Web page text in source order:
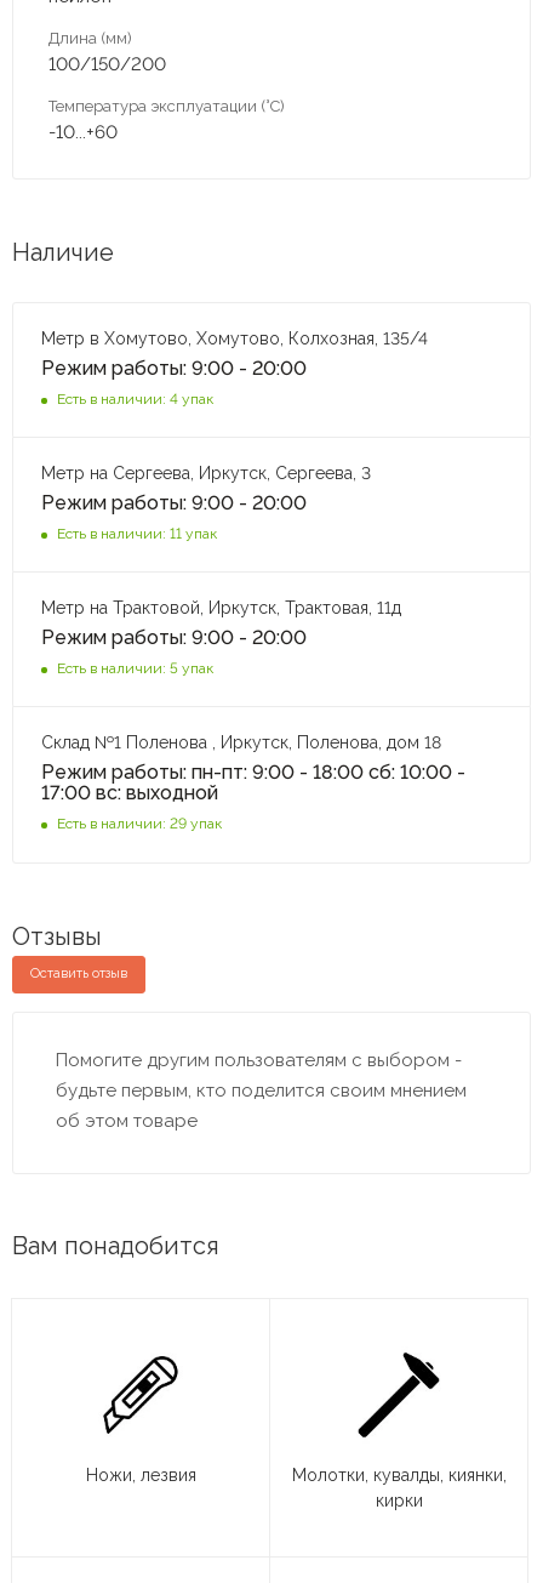
Длина (мм)
100/150/200
Температура эксплуатации (°С)
-10...+60
Наличие
Метр в Хомутово, Хомутово, Колхозная, 135/4
Режим работы: 9:00 - 20:00
Есть в наличии: 4 упак
Метр на Сергеева, Иркутск, Сергеева, 3
Режим работы: 9:00 - 20:00
Есть в наличии: 11 упак
Метр на Трактовой, Иркутск, Трактовая, 11д
Режим работы: 9:00 - 20:00
Есть в наличии: 5 упак
Склад №1 Поленова , Иркутск, Поленова, дом 18
Режим работы: пн-пт: 9:00 - 18:00 сб: 10:00 -
17:00 вс: выходной
Есть в наличии: 29 упак
Отзывы
Оставить отзыв
Помогите другим пользователям с выбором -
будьте первым, кто поделится своим мнением
об этом товаре
Вам понадобится
Ножи, лезвия
Молотки, кувалды, киянки,
кирки